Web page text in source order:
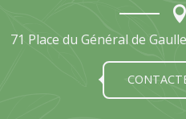
71 Place du Général de